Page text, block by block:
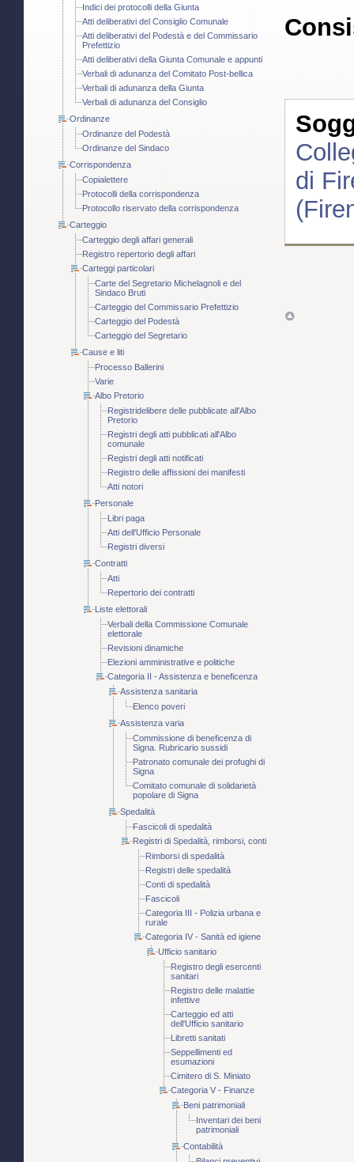
Indici dei protocolli della Giunta
Atti deliberativi del Consiglio Comunale
Atti deliberativi del Podestà e del Commissario
Prefettizio
Atti deliberativi della Giunta Comunale e appunti
Verbali di adunanza del Comitato Post-bellica
Verbali di adunanza della Giunta
Verbali di adunanza del Consiglio
Ordinanze
Ordinanze del Podestà
Ordinanze del Sindaco
Corrispondenza
Copialettere
Protocolli della corrispondenza
Protocollo riservato della corrispondenza
Carteggio
Carteggio degli affari generali
Registro repertorio degli affari
Carteggi particolari
Carte del Segretario Michelagnoli e del
Sindaco Bruti
Carteggio del Commissario Prefettizio
Carteggio del Podestà
Carteggio del Segretario
Cause e liti
Processo Ballerini
Varie
Albo Pretorio
Registridelibere delle pubblicate all'Albo
Pretorio
Registri degli atti pubblicati all'Albo
comunale
Registri degli atti notificati
Registro delle affissioni dei manifesti
Atti notori
Personale
Libri paga
Atti dell'Ufficio Personale
Registri diversi
Contratti
Atti
Repertorio dei contratti
Liste elettorali
Verbali della Commissione Comunale
elettorale
Revisioni dinamiche
Elezioni amministrative e politiche
Categoria II - Assistenza e beneficenza
Assistenza sanitaria
Elenco poveri
Assistenza varia
Commissione di beneficenza di
Signa. Rubricario sussidi
Patronato comunale dei profughi di
Signa
Comitato comunale di solidarietà
popolare di Signa
Spedalità
Fascicoli di spedalità
Registri di Spedalità, rimborsi, conti
Rimborsi di spedalità
Registri delle spedalità
Conti di spedalità
Fascicoli
Categoria III - Polizia urbana e
rurale
Categoria IV - Sanità ed igiene
Ufficio sanitario
Registro degli esercenti
sanitari
Registro delle malattie
infettive
Carteggio ed atti
dell'Ufficio sanitario
Libretti sanitati
Seppellimenti ed
esumazioni
Cimitero di S. Miniato
Categoria V - Finanze
Beni patrimoniali
Inventari dei beni
patrimoniali
Contabilità
di